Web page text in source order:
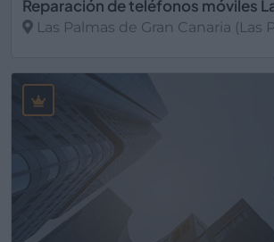
Reparación de teléfonos móviles
Las Palmas de Gran Canaria (Las